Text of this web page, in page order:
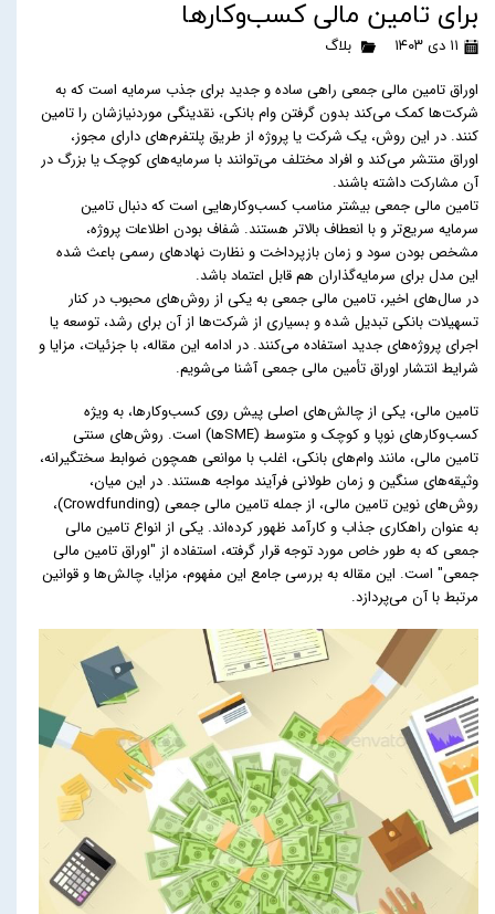
برای تامین مالی کسب‌وکارها
۱۱ دی ۱۴۰۳ بلاگ
اوراق تامین مالی جمعی راهی ساده و جدید برای جذب سرمایه است که به
شرکت‌ها کمک می‌کند بدون گرفتن وام بانکی، نقدینگی موردنیازشان را تامین
کنند. در این روش، یک شرکت یا پروژه از طریق پلتفرم‌های دارای مجوز،
اوراق منتشر می‌کند و افراد مختلف می‌توانند با سرمایه‌های کوچک یا بزرگ در
آن مشارکت داشته باشند.
تامین مالی جمعی بیشتر مناسب کسب‌وکارهایی است که دنبال تامین
سرمایه سریع‌تر و با انعطاف بالاتر هستند. شفاف بودن اطلاعات پروژه،
مشخص بودن سود و زمان بازپرداخت و نظارت نهادهای رسمی باعث شده
این مدل برای سرمایه‌گذاران هم قابل اعتماد باشد.
در سال‌های اخیر، تامین مالی جمعی به یکی از روش‌های محبوب در کنار
تسهیلات بانکی تبدیل شده و بسیاری از شرکت‌ها از آن برای رشد، توسعه یا
اجرای پروژه‌های جدید استفاده می‌کنند. در ادامه این مقاله، با جزئیات، مزایا و
شرایط انتشار اوراق تأمین مالی جمعی آشنا می‌شویم.
تامین مالی، یکی از چالش‌های اصلی پیش روی کسب‌وکارها، به ویژه
کسب‌وکارهای نوپا و کوچک و متوسط (SMEها) است. روش‌های سنتی
تامین مالی، مانند وام‌های بانکی، اغلب با موانعی همچون ضوابط سختگیرانه،
وثیقه‌های سنگین و زمان طولانی فرآیند مواجه هستند. در این میان،
روش‌های نوین تامین مالی، از جمله تامین مالی جمعی (Crowdfunding)،
به عنوان راهکاری جذاب و کارآمد ظهور کرده‌اند. یکی از انواع تامین مالی
جمعی که به طور خاص مورد توجه قرار گرفته، استفاده از "اوراق تامین مالی
جمعی" است. این مقاله به بررسی جامع این مفهوم، مزایا، چالش‌ها و قوانین
مرتبط با آن می‌پردازد.